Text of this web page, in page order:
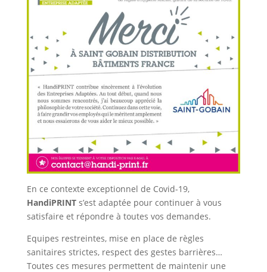
En ce contexte exceptionnel de Covid-19,
HandiPRINTs’est adaptée pour continuer à vous
satisfaire et répondre à toutes vos demandes.
Equipes restreintes, mise en place de règles
sanitaires strictes, respect des gestes barrières…
Toutes ces mesures permettent de maintenir une